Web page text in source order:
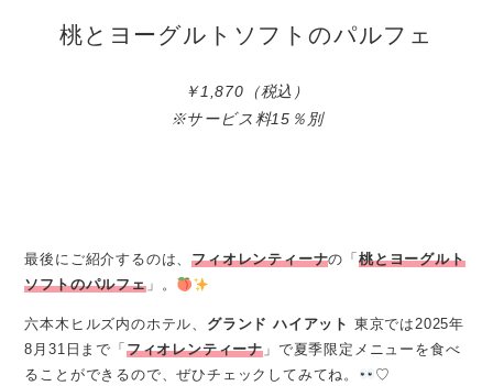
桃とヨーグルトソフトのパルフェ
￥1,870（税込）
※サービス料15％別
最後にご紹介するのは、フィオレンティーナの「桃とヨーグルト
ソフトのパルフェ」。
六本木ヒルズ内のホテル、 グランド ハイアット 東京では2025年
8月31日まで「 フィオレンティーナ 」で夏季限定メニューを食べ
ることができるので、ぜひチェックしてみてね。
♡